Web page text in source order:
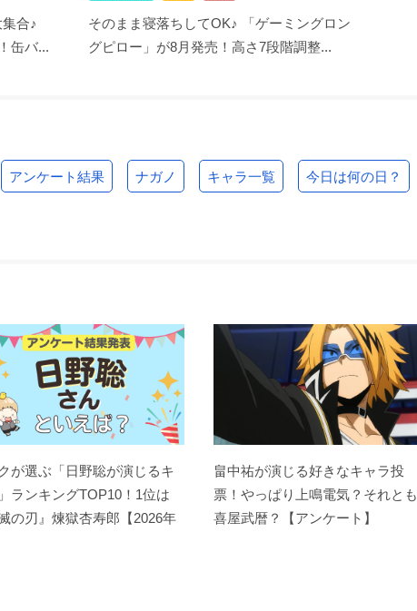
合♪
缶バ...
そのまま寝落ちしてOK♪ 「ゲーミングロン
グピロー」が8月発売！高さ7段階調整...
アンケート結果 ナガノ キャラ一覧 今日は何の日？
が選ぶ「日野聡が演じるキ
ランキングTOP10！1位は
滅の刃』煉󠄁獄杏寿郎【2026年
畠中祐が演じる好きなキャラ投
票！やっぱり上鳴電気？それとも
喜屋武暦？【アンケート】